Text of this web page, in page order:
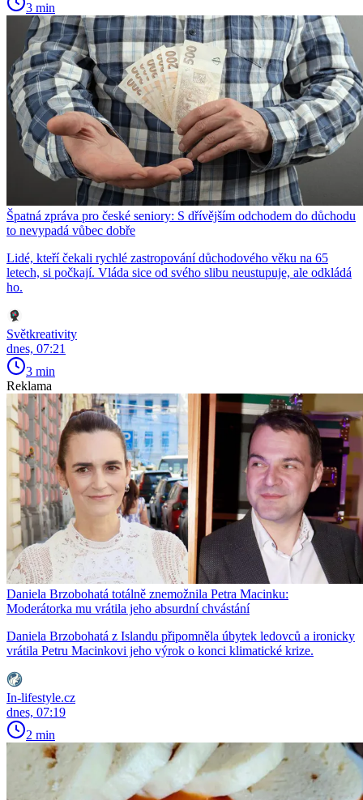
3 min
Špatná zpráva pro české seniory: S dřívějším odchodem do důchodu
to nevypadá vůbec dobře
Lidé, kteří čekali rychlé zastropování důchodového věku na 65
letech, si počkají. Vláda sice od svého slibu neustupuje, ale odkládá
ho.
Světkreativity
dnes, 07:21
3 min
Reklama
Daniela Brzobohatá totálně znemožnila Petra Macinku:
Moderátorka mu vrátila jeho absurdní chvástání
Daniela Brzobohatá z Islandu připomněla úbytek ledovců a ironicky
vrátila Petru Macinkovi jeho výrok o konci klimatické krize.
In-lifestyle.cz
dnes, 07:19
2 min